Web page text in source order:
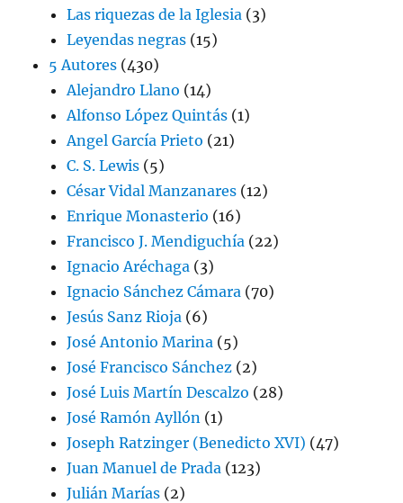
Las riquezas de la Iglesia (3)
Leyendas negras (15)
5 Autores (430)
Alejandro Llano (14)
Alfonso López Quintás (1)
Angel García Prieto (21)
C. S. Lewis (5)
César Vidal Manzanares (12)
Enrique Monasterio (16)
Francisco J. Mendiguchía (22)
Ignacio Aréchaga (3)
Ignacio Sánchez Cámara (70)
Jesús Sanz Rioja (6)
José Antonio Marina (5)
José Francisco Sánchez (2)
José Luis Martín Descalzo (28)
José Ramón Ayllón (1)
Joseph Ratzinger (Benedicto XVI) (47)
Juan Manuel de Prada (123)
Julián Marías (2)